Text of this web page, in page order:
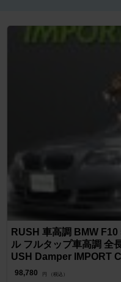
RUSH 車高調 BMW
ル フルタップ車高調 全
USH Damper IMPORT
98,780 円 （税込）